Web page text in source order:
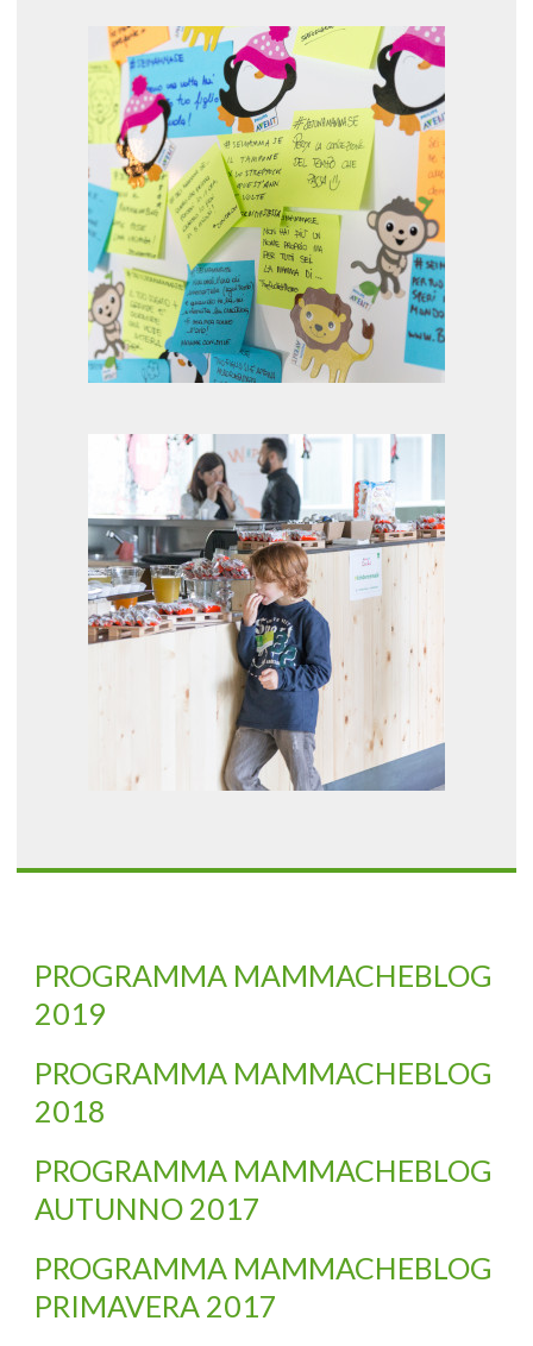
PROGRAMMA MAMMACHEBLOG
2019
PROGRAMMA MAMMACHEBLOG
2018
PROGRAMMA MAMMACHEBLOG
AUTUNNO 2017
PROGRAMMA MAMMACHEBLOG
PRIMAVERA 2017